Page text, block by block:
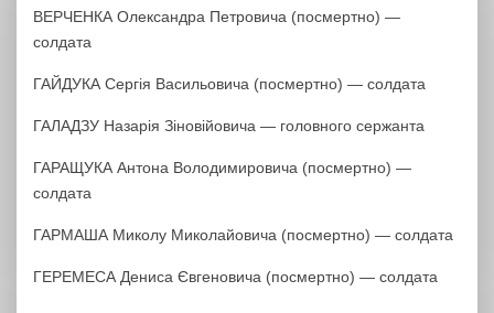
ВЕРЧЕНКА Олександра Петровича (посмертно) —
солдата
ГАЙДУКА Сергія Васильовича (посмертно) — солдата
ГАЛАДЗУ Назарія Зіновійовича — головного сержанта
ГАРАЩУКА Антона Володимировича (посмертно) —
солдата
ГАРМАША Миколу Миколайовича (посмертно) — солдата
ГЕРЕМЕСА Дениса Євгеновича (посмертно) — солдата